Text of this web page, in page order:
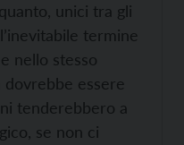
unici tra gli
termine
nello stesso
essere
tenderebbero a
se non ci